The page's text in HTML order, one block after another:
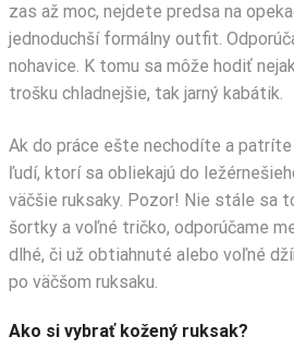
zas až moc, nejdete predsa na
jednoduchší formálny outfit.
nohavice. K tomu sa môže hodiť
trošku chladnejšie, tak jarný kabátik.
Ak do práce ešte nechodíte a
ľudí, ktorí sa obliekajú do
väčšie ruksaky. Pozor! Nie stále sa
šortky a voľné tričko, odporúčame
dlhé, či už obtiahnuté alebo voľné
po väčšom ruksaku.
Ako si vybrať kožený ruksak?